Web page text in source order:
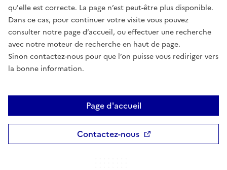
qu'elle est correcte. La page n’est peut-être plus disponible.
Dans ce cas, pour continuer votre visite vous pouvez
consulter notre page d’accueil, ou effectuer une recherche
avec notre moteur de recherche en haut de page.
Sinon contactez-nous pour que l’on puisse vous rediriger vers
la bonne information.
Page d'accueil
Contactez-nous